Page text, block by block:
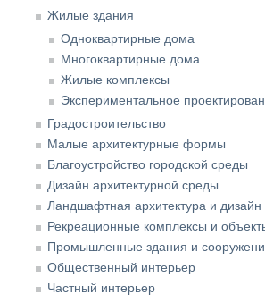
Жилые здания
Одноквартирные дома
Многоквартирные дома
Жилые комплексы
Экспериментальное
Градостроительство
Малые архитектурные формы
Благоустройство городской среды
Дизайн архитектурной среды
Ландшафтная архитектура и дизайн
Рекреационные комплексы и
Промышленные здания и
Общественный интерьер
Частный интерьер